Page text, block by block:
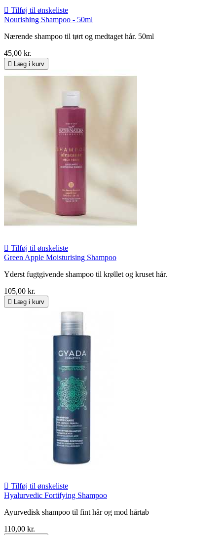
 Tilføj til ønskeliste
Nourishing Shampoo - 50ml
Nærende shampoo til tørt og medtaget hår. 50ml
45,00 kr.
 Læg i kurv
 Tilføj til ønskeliste
Green Apple Moisturising Shampoo
Yderst fugtgivende shampoo til krøllet og kruset hår.
105,00 kr.
 Læg i kurv
 Tilføj til ønskeliste
Hyalurvedic Fortifying Shampoo
Ayurvedisk shampoo til fint hår og mod hårtab
110,00 kr.